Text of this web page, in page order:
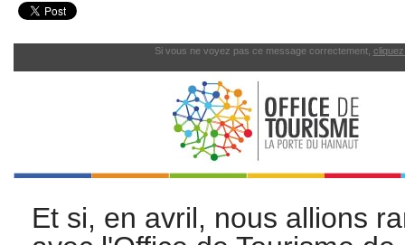
Si vous ne voyez pas ce message correctement,
Et si, en avril, nous allions